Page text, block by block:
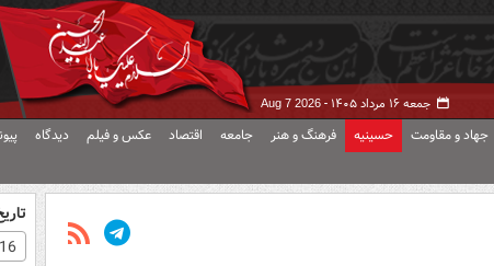
جمعه ۱۶ مرداد ۱۴۰۵ - Aug 7 2026
جهاد و مقاومت حسینیه فرهنگ و هنر جامعه اقتصاد عکس و فیلم دیدگاه
16